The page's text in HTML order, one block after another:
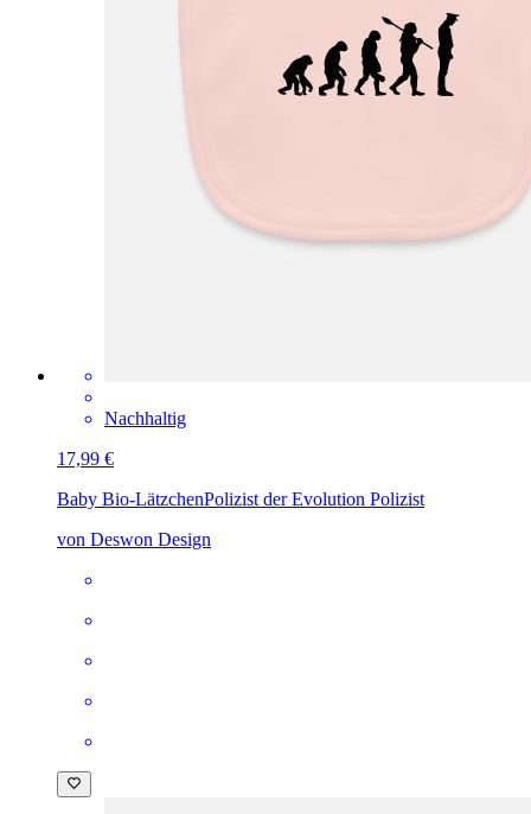
Nachhaltig
17,99 €
Baby Bio-LätzchenPolizist der Evolution Polizist
von Deswon Design